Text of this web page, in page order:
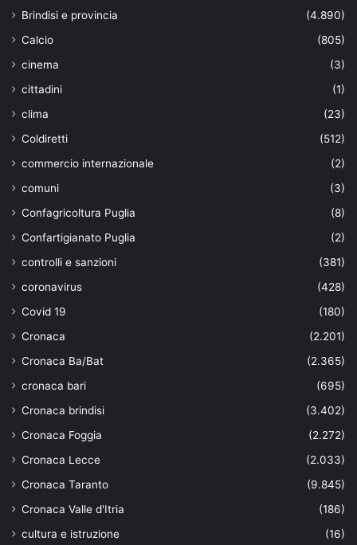
Brindisi e provincia
(4.890)
Calcio
(805)
cinema
(3)
cittadini
(1)
clima
(23)
Coldiretti
(512)
commercio internazionale
(2)
comuni
(3)
Confagricoltura Puglia
(8)
Confartigianato Puglia
(2)
controlli e sanzioni
(381)
coronavirus
(428)
Covid 19
(180)
Cronaca
(2.201)
Cronaca Ba/Bat
(2.365)
cronaca bari
(695)
Cronaca brindisi
(3.402)
Cronaca Foggia
(2.272)
Cronaca Lecce
(2.033)
Cronaca Taranto
(9.845)
Cronaca Valle d'Itria
(186)
cultura e istruzione
(16)